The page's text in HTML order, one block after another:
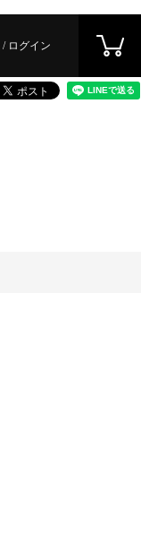
ログイン